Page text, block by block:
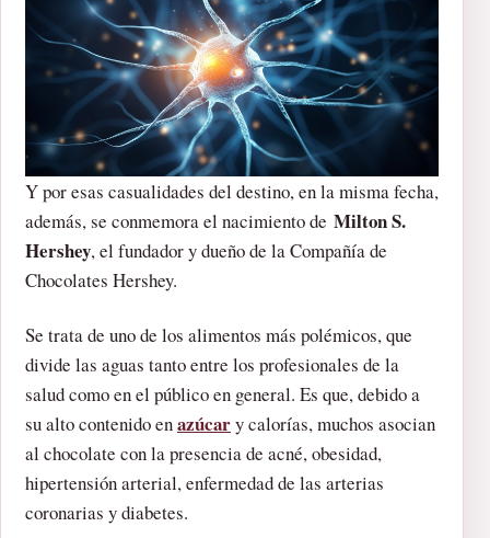
Y por esas casualidades del destino, en la misma fecha,
además, se conmemora el nacimiento de Milton S.
Hershey, el fundador y dueño de la Compañía de
Chocolates Hershey.
Se trata de uno de los alimentos más polémicos, que
divide las aguas tanto entre los profesionales de la
salud como en el público en general. Es que, debido a
su alto contenido enazúcary calorías, muchos asocian
al chocolate con la presencia de acné, obesidad,
hipertensión arterial, enfermedad de las arterias
coronarias y diabetes.